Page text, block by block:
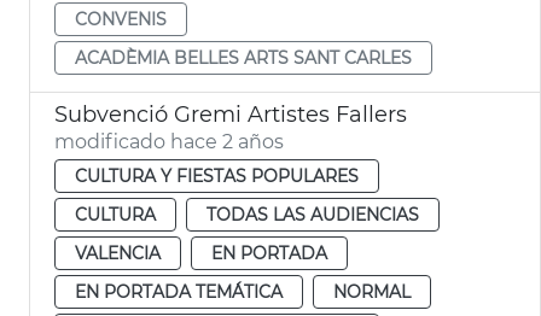
CONVENIS
ACADÈMIA BELLES ARTS SANT CARLES
Subvenció Gremi Artistes Fallers
modificado hace 2 años
CULTURA Y FIESTAS POPULARES
CULTURA
TODAS LAS AUDIENCIAS
VALENCIA
EN PORTADA
EN PORTADA TEMÁTICA
NORMAL